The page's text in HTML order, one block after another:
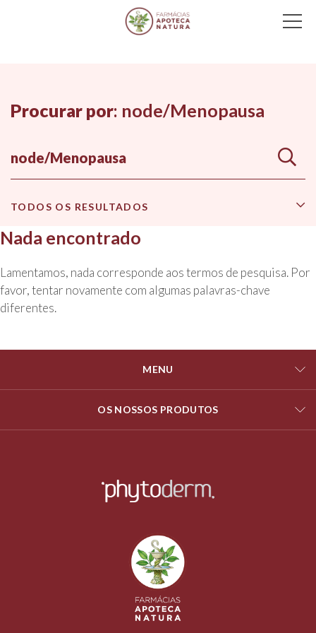
Main Navigation
Procurar por: node/Menopausa
TODOS OS RESULTADOS
Nada encontrado
Lamentamos, nada corresponde aos termos de pesquisa. Por
favor, tentar novamente com algumas palavras-chave
diferentes.
MENU
OS NOSSOS PRODUTOS